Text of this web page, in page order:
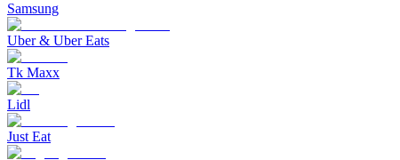
Samsung
Uber & Uber Eats
Tk Maxx
Lidl
Just Eat